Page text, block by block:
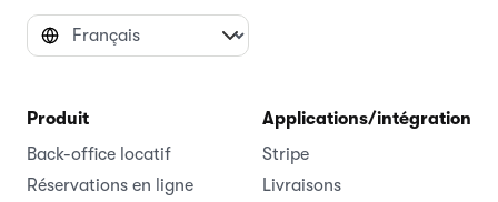
Produit
Back-office locatif
Réservations en ligne
Applications/intégrations
Stripe
Livraisons